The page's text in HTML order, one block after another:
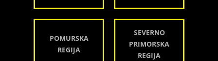
POMURSKA
REGIJA
SEVERNO
PRIMORSKA
REGIJA